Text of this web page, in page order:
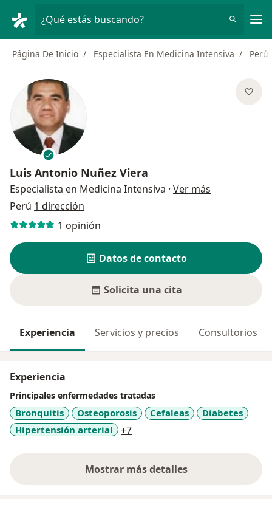
¿Qué estás buscando?
Página De Inicio Especialista En Medicina Intensiva Perú
Luis Antonio Nuñez Viera
Especialista en Medicina Intensiva · Ver más
Perú 1 dirección
1 opinión
Datos de contacto
Solicita una cita
Experiencia Servicios y precios Consultorios
Experiencia
Principales enfermedades tratadas
Bronquitis Osteoporosis Cefaleas
Diabetes
Hipertensión arterial
+7a11y_sr_more_diseases
Mostrar más detalles
sobre la experiencia